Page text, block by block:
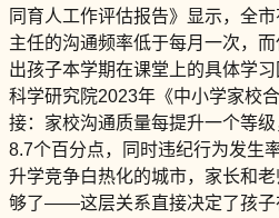
同育人工作评估报告》显示，全
主任的沟通频率低于每月一次，
出孩子本学期在课堂上的具体学
科学研究院2023年《中小学家校
接：家校沟通质量每提升一个等
8.7个百分点，同时违纪行为发生
升学竞争白热化的城市，家长和老
够了——这层关系直接决定了孩子